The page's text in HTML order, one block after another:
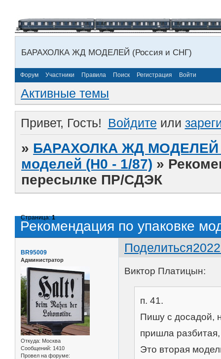
БАРАХОЛКА ЖД МОДЕЛЕЙ (Россия и СНГ)
Форум Участники Правила Поиск Регистрация Войти
Активные темы
Привет, Гость! Войдите или
» БАРАХОЛКА ЖД МОДЕЛЕЙ
моделей (H0 - 1/87) »
пересылке ПР/СДЭК
Рекомендация по упаковке
Страница:1
Поделиться
BR95009
Администратор
Откуда: Москва
Сообщений: 1410
Провел на форуме:
Виктор Платицын:
п. 41.
Пишу с досадой,
пришла
Это вторая